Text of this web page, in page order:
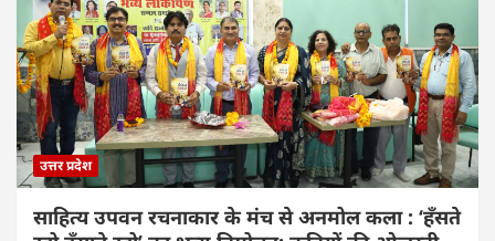
उत्तर प्रदेश
साहित्य उपवन रचनाकार के मंच से अनमोल कला : ‘हॅंसते